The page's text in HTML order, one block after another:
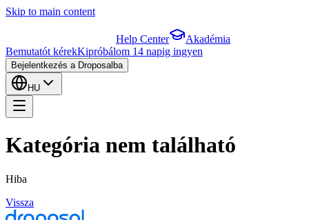
Skip to main content
Help Center
Akadémia
Bemutatót kérekKipróbálom 14 napig ingyen
Bejelentkezés a Droposalba
HU
Kategória nem található
Hiba
Vissza